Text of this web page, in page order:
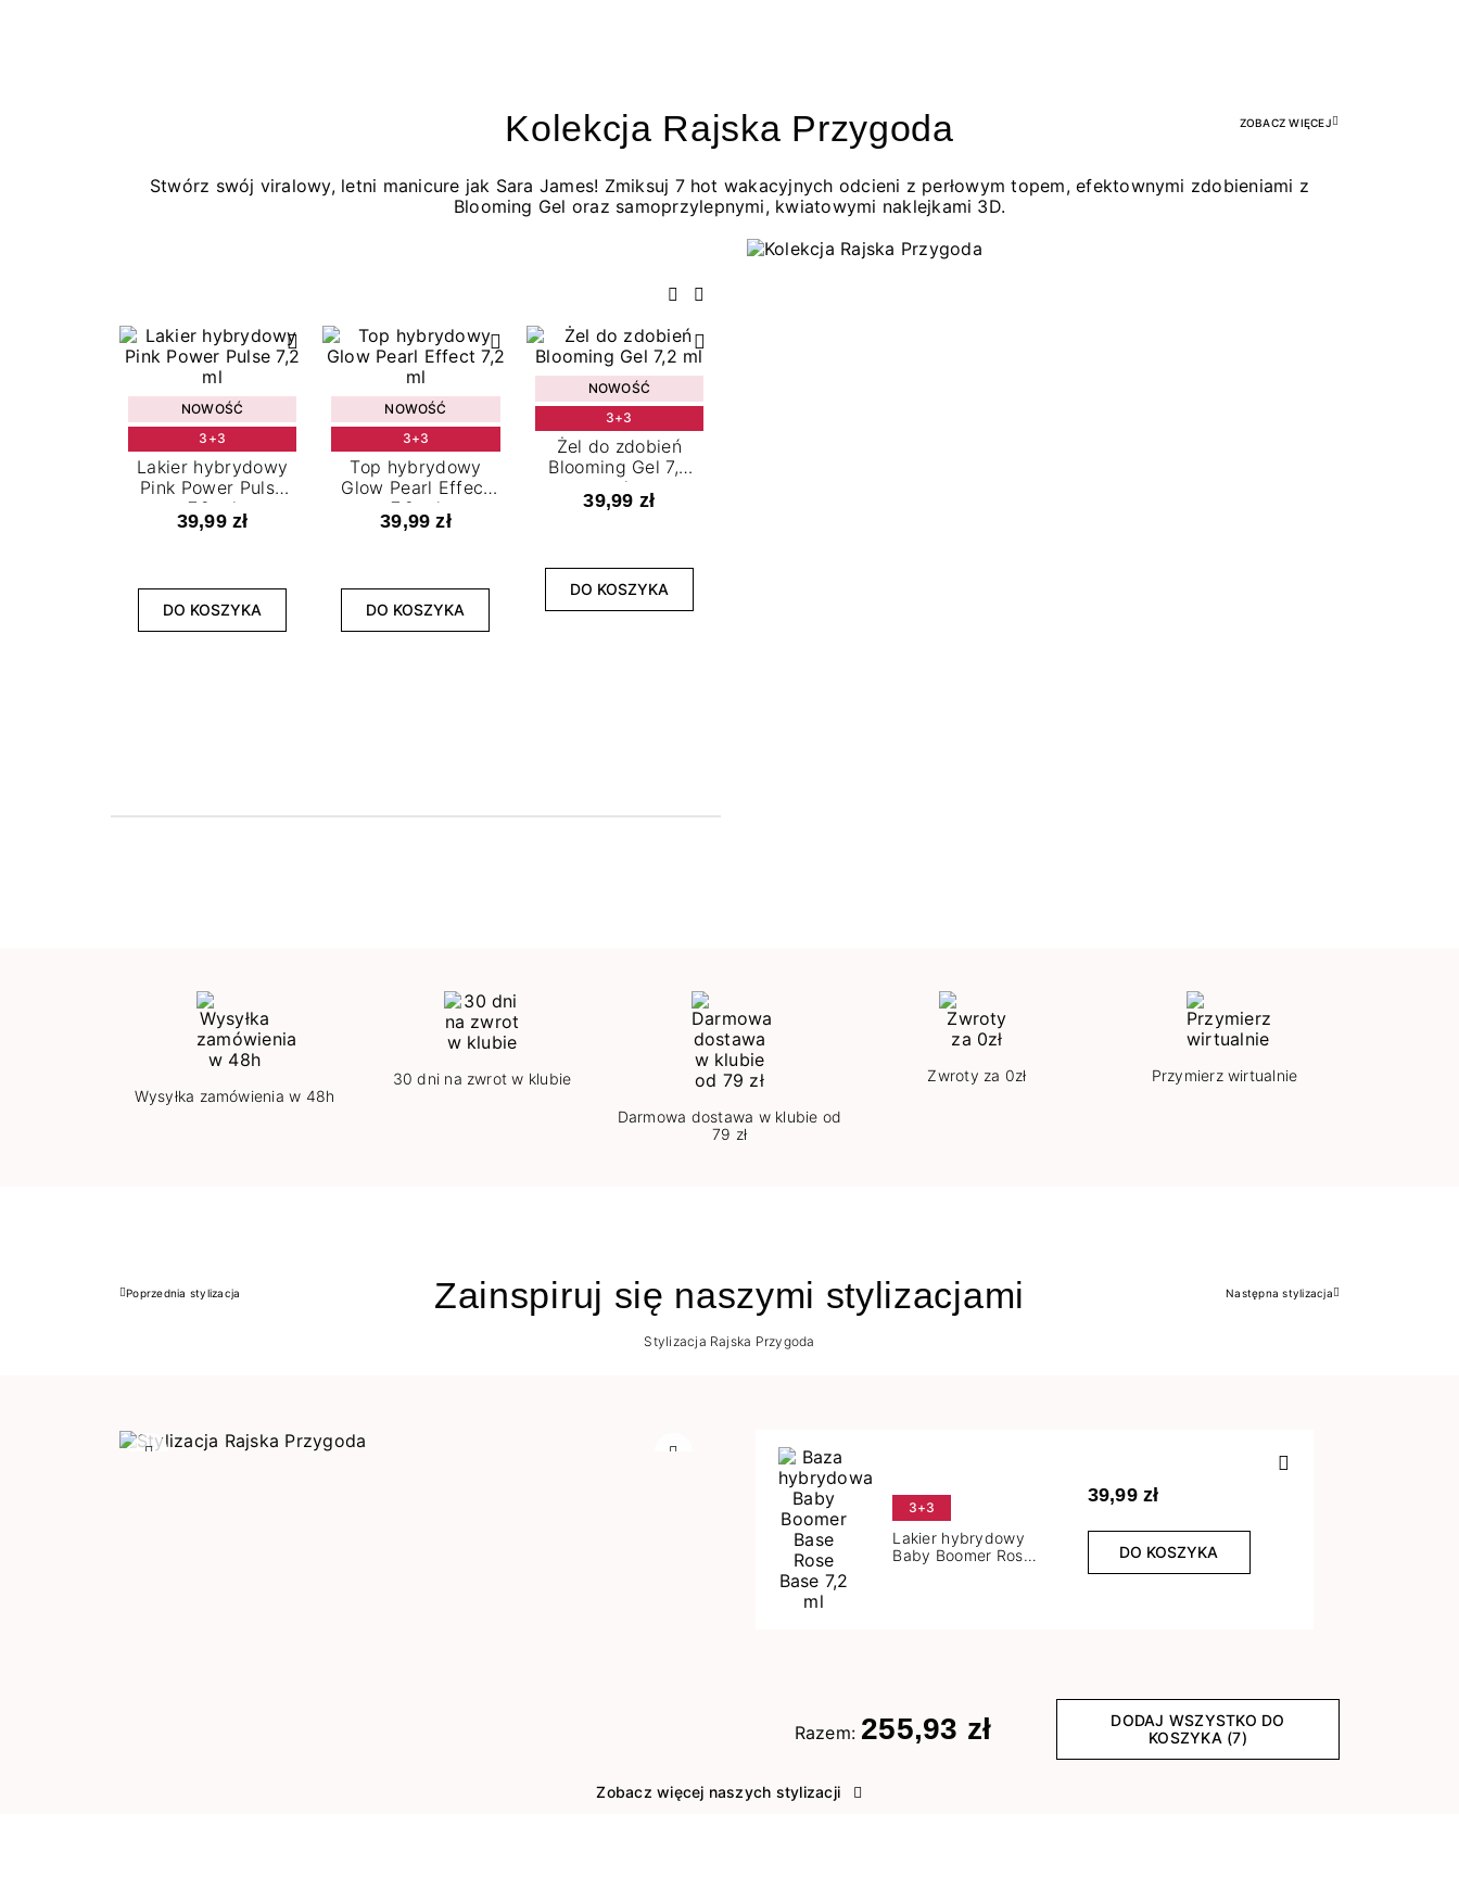
Kolekcja Rajska Przygoda ZOBACZ WIĘCEJ
Stwórz swój viralowy, letni manicure jak Sara James! Zmiksuj 7 hot wakacyjnych odcieni z perłowym topem, efektownymi zdobieniami z
Blooming Gel oraz samoprzylepnymi, kwiatowymi naklejkami 3D.
Poprzedni
Następny
NOWOŚĆ
3+3
Lakier hybrydowy
Pink Power Pulse
7,2 ml
39,99 zł
DO KOSZYKA
NOWOŚĆ
3+3
Top hybrydowy
Glow Pearl Effect
7,2 ml
39,99 zł
DO KOSZYKA
NOWOŚĆ
3+3
Żel do zdobień
Blooming Gel 7,2
ml
39,99 zł
DO KOSZYKA
Wysyłka zamówienia w 48h
30 dni na zwrot w klubie
Darmowa dostawa w klubie od
79 zł
Zwroty za 0zł Przymierz wirtualnie
Zainspiruj się naszymi stylizacjami
Poprzedni
Poprzednia stylizacja Następny
Następna stylizacja
Stylizacja Rajska Przygoda
3+3
Lakier hybrydowy
Baby Boomer Rose
39,99 zł
DO KOSZYKA
Razem: 255,93 zł
DODAJ WSZYSTKO DO
KOSZYKA (7)
Zobacz więcej naszych stylizacji